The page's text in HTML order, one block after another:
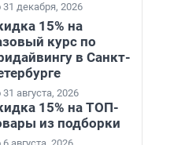
конкурса
организация 2025 года»
проект комплексного
стал жилой микрорайон
декабря, 2026
15% на
курс по
в Санкт-
августа, 2026
15% на ТОП-
из подборки